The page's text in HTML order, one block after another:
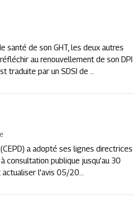
santé de son GHT, les deux autres
au renouvellement de son DPI
traduite par un SDSI de ...
a adopté ses lignes directrices
consultation publique jusqu’au 30
l’avis 05/20...